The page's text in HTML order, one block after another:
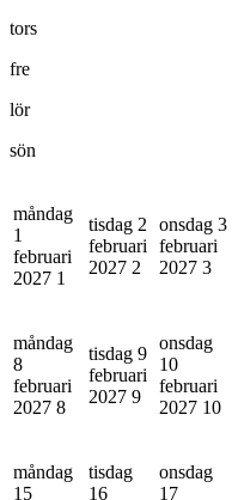
tors
fre
lör
sön
måndag
1
februari
2027 1
tisdag 2
februari
2027 2
onsdag 3
februari
2027 3
måndag
8
februari
2027 8
tisdag 9
februari
2027 9
onsdag
10
februari
2027 10
måndag
15
tisdag
16
onsdag
17